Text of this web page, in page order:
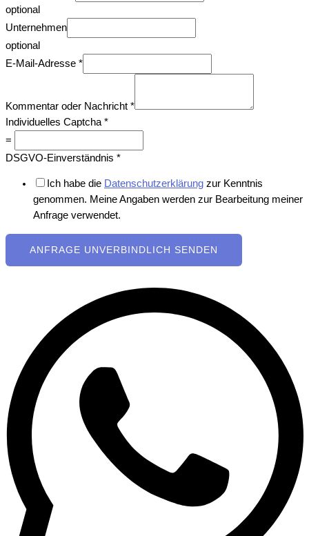
optional
Unternehmen
optional
Captcha
E-Mail-Adresse *
Kommentar oder Nachricht *
Individuelles Captcha *
=
DSGVO-Einverständnis *
Ich habe die Datenschutzerklärung zur Kenntnis
genommen. Meine Angaben werden zur Bearbeitung meiner
Anfrage verwendet.
ANFRAGE UNVERBINDLICH SENDEN